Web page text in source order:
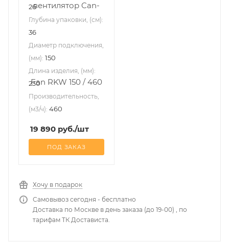
26
Глубина упаковки, (см):
36
Диаметр подключения,
(мм): 150
Длина изделия, (мм):
230
Производительность,
(м3/ч): 460
19 890 руб./шт
ПОД ЗАКАЗ
Хочу в подарок
Самовывоз сегодня - бесплатно
Доставка по Москве в день заказа (до 19-00) , по
тарифам ТК Достависта.